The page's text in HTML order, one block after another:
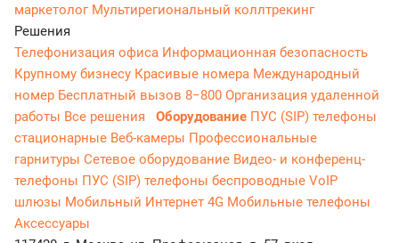
маркетолог Мультирегиональный коллтрекинг
Решения
Телефонизация офиса Информационная безопасность
Крупному бизнесу Красивые номера Международный
номер Бесплатный вызов 8−800 Организация удаленной
работы Все решения Оборудование ПУС (SIP) телефоны
стационарные Веб-камеры Профессиональные
гарнитуры Сетевое оборудование Видео- и конференц-
телефоны ПУС (SIP) телефоны беспроводные VoIP
шлюзы Мобильный Интернет 4G Мобильные телефоны
Аксессуары